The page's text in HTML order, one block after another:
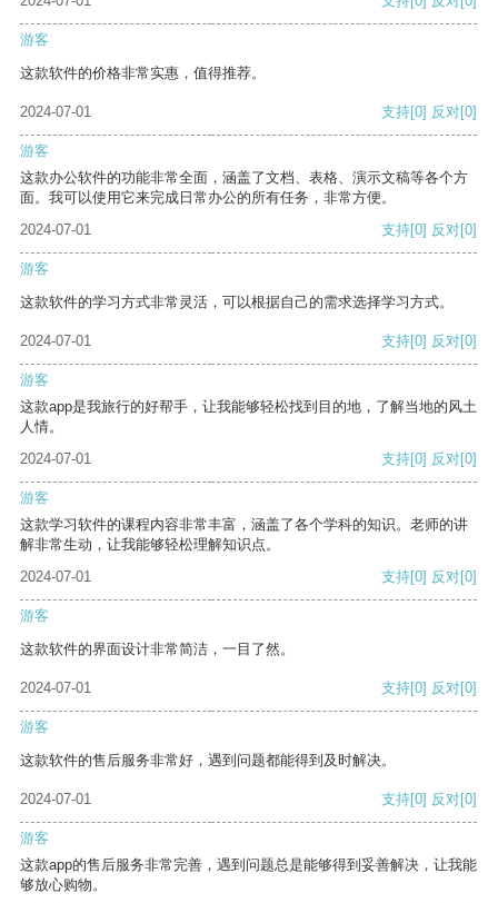
游客
这款软件的价格非常实惠，值得推荐。
2024-07-01 支持[0] 反对[0]
游客
这款办公软件的功能非常全面，涵盖了文档、表格、演示文稿等各个方
面。我可以使用它来完成日常办公的所有任务，非常方便。
2024-07-01
支持[0] 反对[0]
游客
这款软件的学习方式非常灵活，可以根据自己的需求选择学习方式。
2024-07-01 支持[0] 反对[0]
游客
这款app是我旅行的好帮手，让我能够轻松找到目的地，了解当地的风土
人情。
2024-07-01
支持[0] 反对[0]
游客
这款学习软件的课程内容非常丰富，涵盖了各个学科的知识。老师的讲
解非常生动，让我能够轻松理解知识点。
2024-07-01
支持[0] 反对[0]
游客
这款软件的界面设计非常简洁，一目了然。
2024-07-01 支持[0] 反对[0]
游客
这款软件的售后服务非常好，遇到问题都能得到及时解决。
2024-07-01 支持[0] 反对[0]
游客
这款app的售后服务非常完善，遇到问题总是能够得到妥善解决，让我能
够放心购物。